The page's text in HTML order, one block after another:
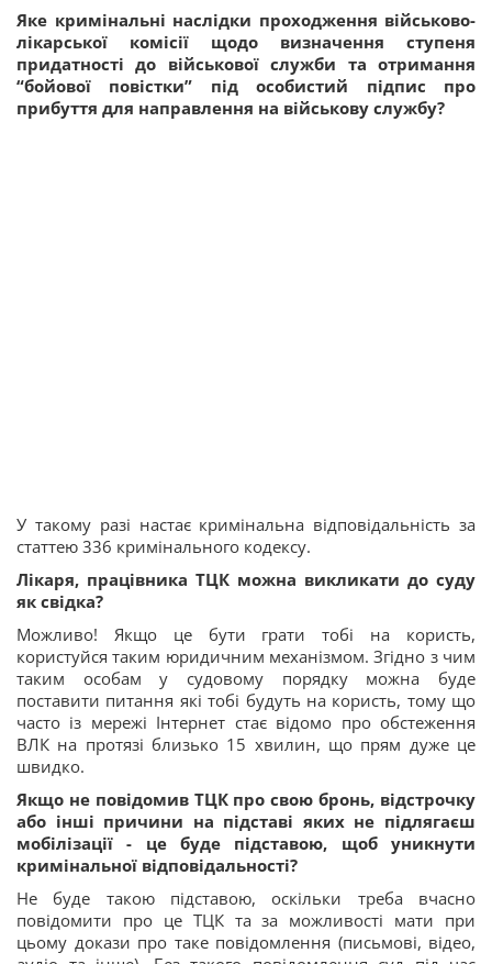
Яке кримінальні наслідки проходження військово-
лікарської комісії щодо визначення ступеня
придатності до військової служби та отримання
“бойової повістки” під особистий підпис про
прибуття для направлення на військову службу?
У такому разі настає кримінальна відповідальність за
статтею 336 кримінального кодексу.
Лікаря, працівника ТЦК можна викликати до суду
як свідка?
Можливо! Якщо це бути грати тобі на користь,
користуйся таким юридичним механізмом. Згідно з чим
таким особам у судовому порядку можна буде
поставити питання які тобі будуть на користь, тому що
часто із мережі Інтернет стає відомо про обстеження
ВЛК на протязі близько 15 хвилин, що прям дуже це
швидко.
Якщо не повідомив ТЦК про свою бронь, відстрочку
або інші причини на підставі яких не підлягаєш
мобілізації - це буде підставою, щоб уникнути
кримінальної відповідальності?
Не буде такою підставою, оскільки треба вчасно
повідомити про це ТЦК та за можливості мати при
цьому докази про таке повідомлення (письмові, відео,